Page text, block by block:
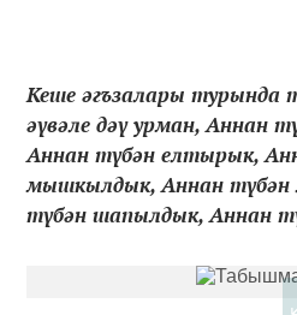
Кеше әгъзалары
әүвәле дәү урман, Аннан
Аннан түбән елтырык,
мышкылдык, Аннан түбән
түбән шапылдык, Аннан